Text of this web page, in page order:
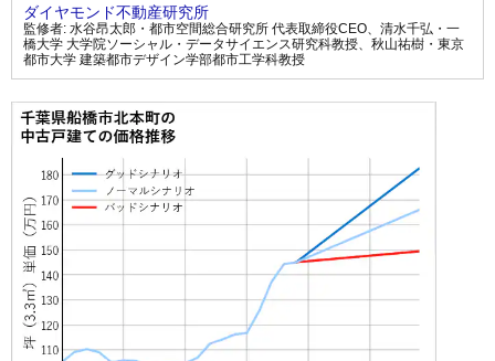
ダイヤモンド不動産研究所
監修者: 水谷昂太郎・都市空間総合研究所 代表取締役CEO、 清水千弘・一
橋大学 大学院ソーシャル・データサイエンス研究科教授、 秋山祐樹・東京
都市大学 建築都市デザイン学部都市工学科教授